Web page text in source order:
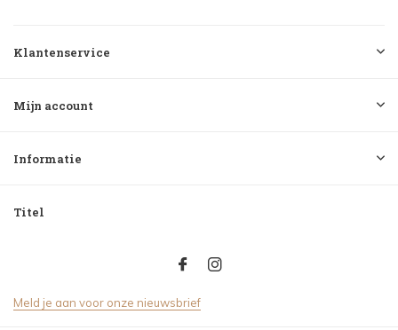
Klantenservice
Mijn account
Informatie
Titel
Meld je aan voor onze nieuwsbrief